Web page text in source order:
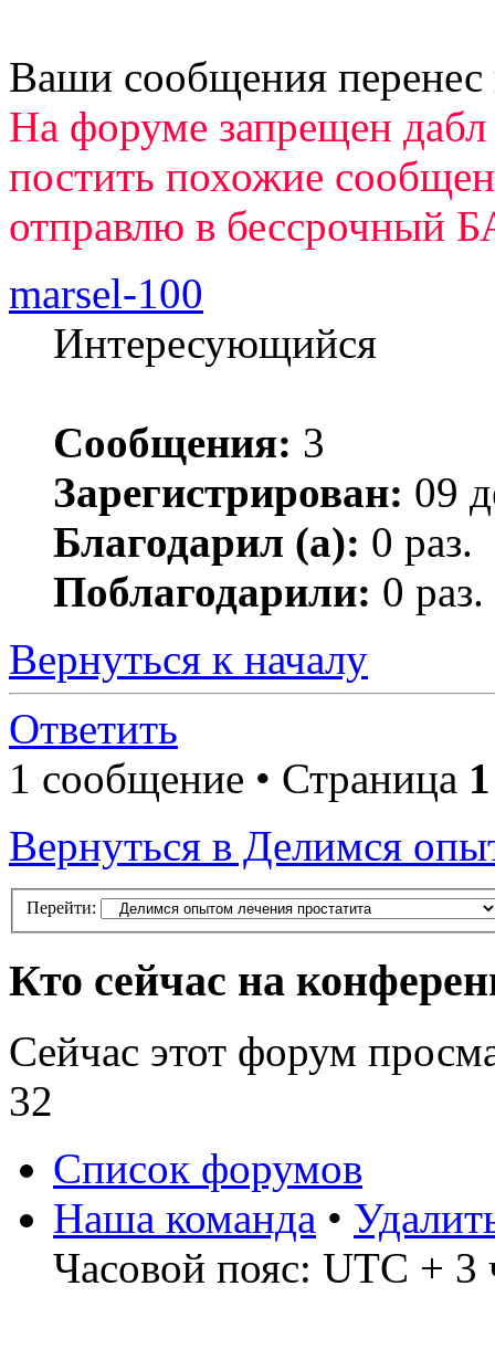
Ваши сообщения
На форуме запрещен
постить похожие
отправлю в бессрочный
marsel-100
Интересующийся
Сообщения: 3
Зарегистрирован: 09
Благодарил (а): 0 раз.
Поблагодарили: 0 раз.
Вернуться к началу
Ответить
1 сообщение • Страница 1
Вернуться в Делимся
Перейти:
Кто сейчас на
Сейчас этот форум
32
Список форумов
Наша команда •
Часовой пояс: UTC + 3